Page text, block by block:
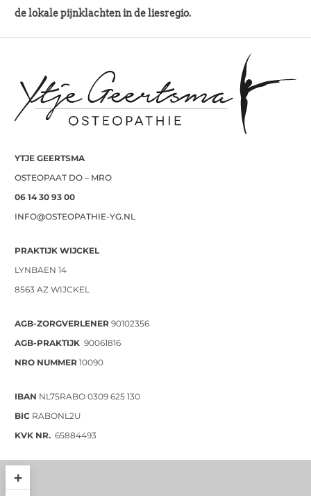
de lokale pijnklachten in de liesregio.
YTJE GEERTSMA
OSTEOPAAT DO – MRO
06 14 30 93 00
INFO@OSTEOPATHIE-YG.NL
PRAKTIJK WIJCKEL
LYNBAEN 14
8563 AZ WIJCKEL
AGB-ZORGVERLENER 90102356
AGB-PRAKTIJK 90061816
NRO NUMMER 10090
IBAN NL75RABO 0309 625 130
BIC RABONL2U
KVK NR. 65884493
+